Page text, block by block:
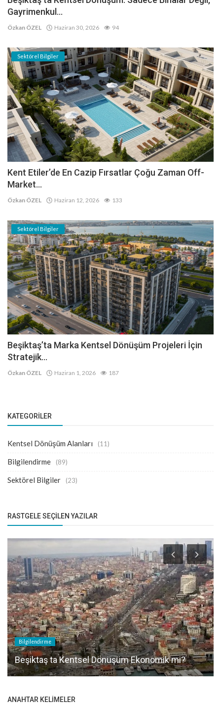
Gayrimenkul...
Özkan ÖZEL Haziran 30, 2026 94
Sektörel Bilgiler
Kent Etiler’de En Cazip Fırsatlar Çoğu Zaman Off-
Market...
Özkan ÖZEL Haziran 12, 2026 133
Sektörel Bilgiler
Beşiktaş’ta Marka Kentsel Dönüşüm Projeleri İçin
Stratejik...
Özkan ÖZEL Haziran 1, 2026 187
KATEGORILER
Kentsel Dönüşüm Alanları (11)
Bilgilendirme (89)
Sektörel Bilgiler (23)
RASTGELE SEÇILEN YAZILAR
Bilgilendirme
Beşiktaş ta Kentsel Dönüşüm Ekonomik mi?
ANAHTAR KELIMELER